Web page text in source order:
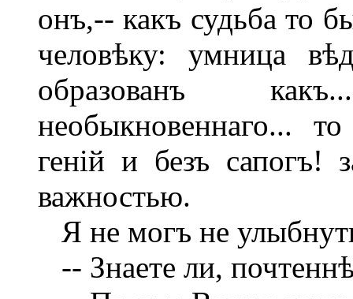
онъ,-- какъ судьба то
человѣку: умница
образованъ
необыкновеннаго...
геній и безъ сапогъ!
важностью.
Я не могъ не
-- Знаете ли,